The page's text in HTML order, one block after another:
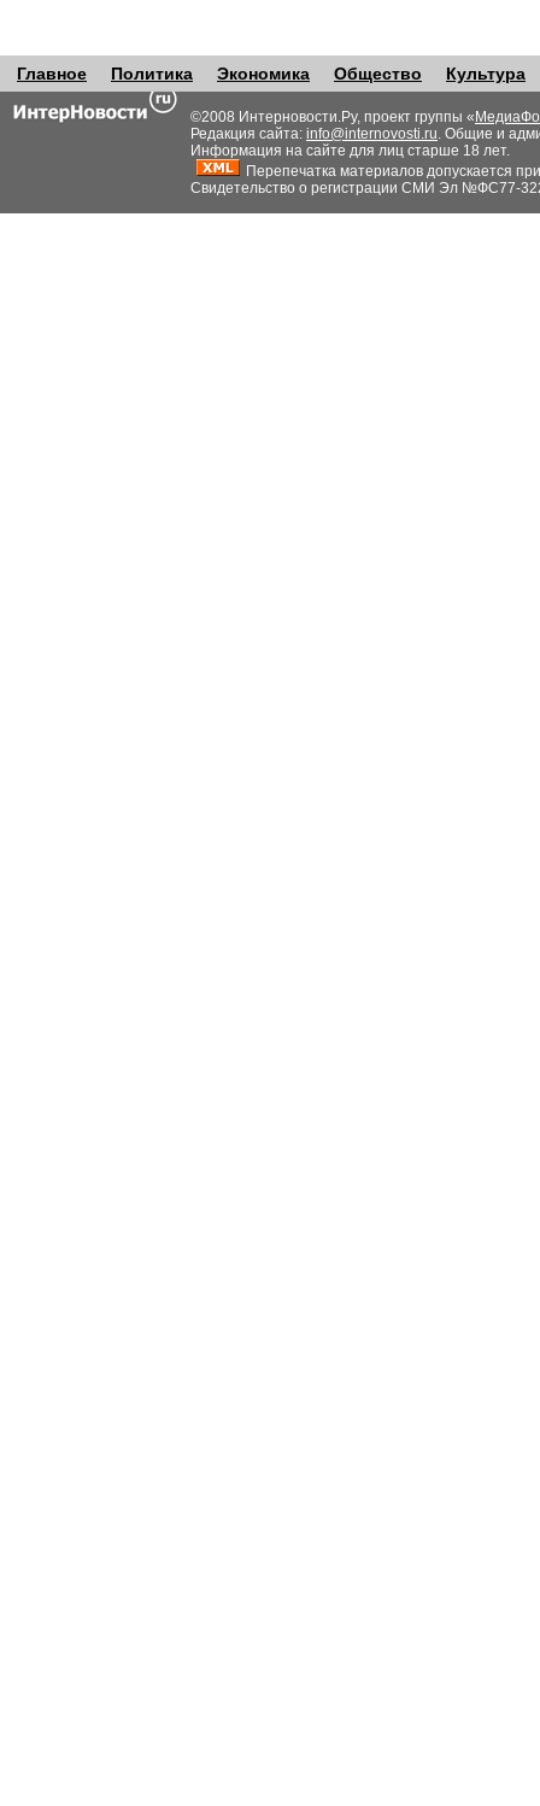
Главное Политика Экономика Общество Культура
©2008 Интерновости.Ру, проект группы «
Редакция сайта: info@internovosti.ru. Общие и
Информация на сайте для лиц старше 18 лет.
Перепечатка материалов допускается
Свидетельство о регистрации СМИ Эл №ФС77-